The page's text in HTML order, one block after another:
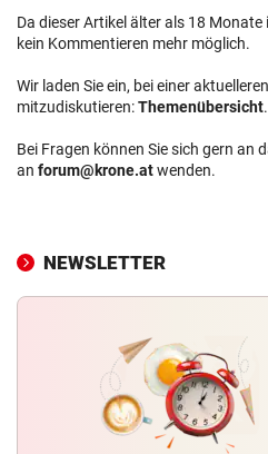
Da dieser Artikel älter als 18
kein Kommentieren mehr möglich.
Wir laden Sie ein, bei einer
mitzudiskutieren:Themenübersicht.
Bei Fragen können Sie sich gern an
an forum@krone.atwenden.
NEWSLETTER